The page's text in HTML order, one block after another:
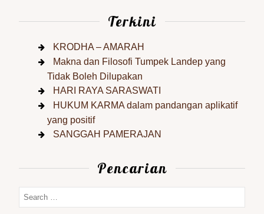
Terkini
KRODHA – AMARAH
Makna dan Filosofi Tumpek Landep yang
Tidak Boleh Dilupakan
HARI RAYA SARASWATI
HUKUM KARMA dalam pandangan aplikatif
yang positif
SANGGAH PAMERAJAN
Pencarian